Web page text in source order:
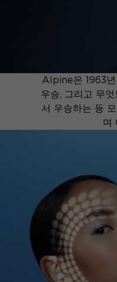
Alpine은 1963년
우승, 그리고 무
서 우승하는 등
며